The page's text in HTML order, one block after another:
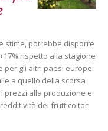
stime, potrebbe disporre
rispetto alla stagione
per gli altri paesi europei
a quello della scorsa
prezzi alla produzione e
dei frutticoltori